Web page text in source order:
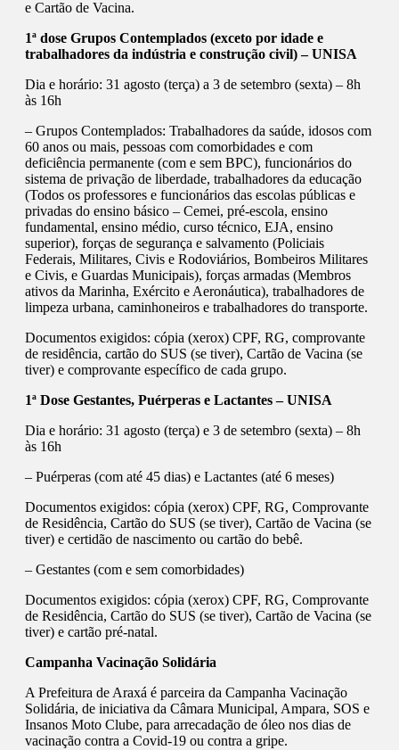
e Cartão de Vacina.
1ª dose Grupos Contemplados (exceto por idade e
trabalhadores da indústria e construção civil) – UNISA
Dia e horário: 31 agosto (terça) a 3 de setembro (sexta) – 8h
às 16h
– Grupos Contemplados: Trabalhadores da saúde, idosos com
60 anos ou mais, pessoas com comorbidades e com
deficiência permanente (com e sem BPC), funcionários do
sistema de privação de liberdade, trabalhadores da educação
(Todos os professores e funcionários das escolas públicas e
privadas do ensino básico – Cemei, pré-escola, ensino
fundamental, ensino médio, curso técnico, EJA, ensino
superior), forças de segurança e salvamento (Policiais
Federais, Militares, Civis e Rodoviários, Bombeiros Militares
e Civis, e Guardas Municipais), forças armadas (Membros
ativos da Marinha, Exército e Aeronáutica), trabalhadores de
limpeza urbana, caminhoneiros e trabalhadores do transporte.
Documentos exigidos: cópia (xerox) CPF, RG, comprovante
de residência, cartão do SUS (se tiver), Cartão de Vacina (se
tiver) e comprovante específico de cada grupo.
1ª Dose Gestantes, Puérperas e Lactantes – UNISA
Dia e horário: 31 agosto (terça) e 3 de setembro (sexta) – 8h
às 16h
– Puérperas (com até 45 dias) e Lactantes (até 6 meses)
Documentos exigidos: cópia (xerox) CPF, RG, Comprovante
de Residência, Cartão do SUS (se tiver), Cartão de Vacina (se
tiver) e certidão de nascimento ou cartão do bebê.
– Gestantes (com e sem comorbidades)
Documentos exigidos: cópia (xerox) CPF, RG, Comprovante
de Residência, Cartão do SUS (se tiver), Cartão de Vacina (se
tiver) e cartão pré-natal.
Campanha Vacinação Solidária
A Prefeitura de Araxá é parceira da Campanha Vacinação
Solidária, de iniciativa da Câmara Municipal, Ampara, SOS e
Insanos Moto Clube, para arrecadação de óleo nos dias de
vacinação contra a Covid-19 ou contra a gripe.